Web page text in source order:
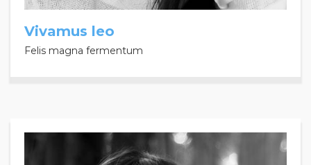
Vivamus leo
Felis magna fermentum